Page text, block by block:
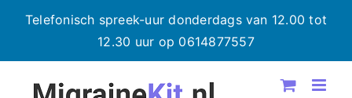
Telefonisch spreek-uur donderdags van 12.00 tot
12.30 uur op 0614877557